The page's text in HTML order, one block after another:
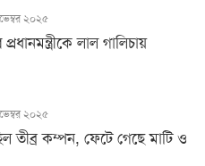
২০২৫
লাল গালিচায়
২০২৫
তীব্র কম্পন, ফেটে গেছে মাটি ও